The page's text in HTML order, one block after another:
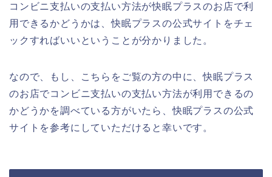
コンビニ支払いの支払い方法が快眠プラスのお店で利
用できるかどうかは、快眠プラスの公式サイトをチェ
ックすればいいということが分かりました。
なので、もし、こちらをご覧の方の中に、快眠プラス
のお店でコンビニ支払いの支払い方法が利用できるの
かどうかを調べている方がいたら、快眠プラスの公式
サイトを参考にしていただけると幸いです。